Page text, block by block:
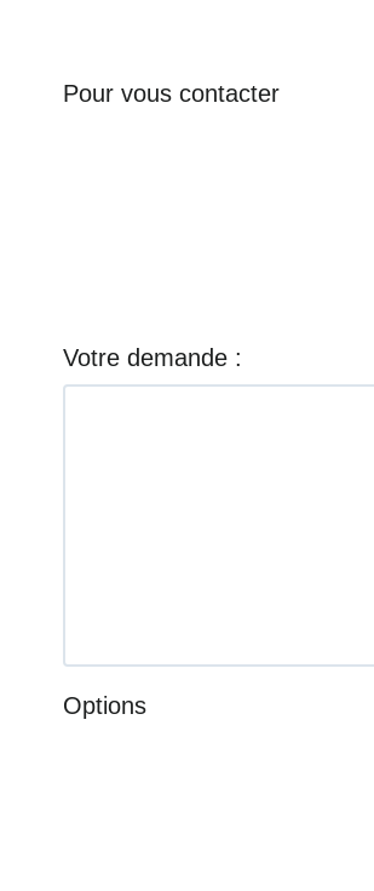
Pour vous contacter
Votre demande :
Options